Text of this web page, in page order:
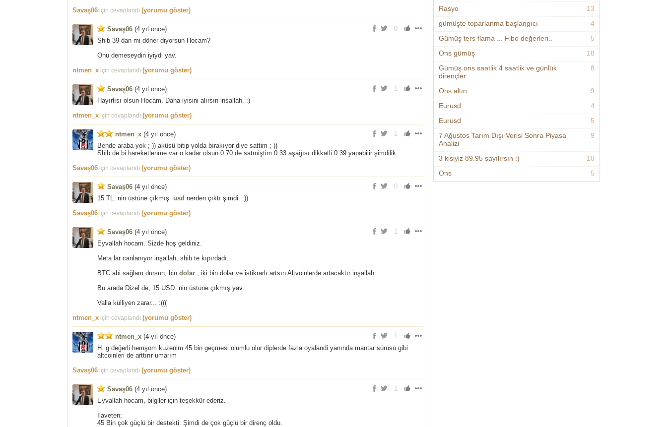
Savaş06 için cevaplandı (yorumu göster)
0
Savaş06 (4 yıl önce)
Shib 39 dan mi döner diyorsun Hocam?
Onu demeseydin iyiydi yav.
ntmen_x için cevaplandı (yorumu göster)
1
Savaş06 (4 yıl önce)
Hayırlısı olsun Hocam. Daha iyisini alırsın insallah. :)
ntmen_x için cevaplandı (yorumu göster)
1
ntmen_x (4 yıl önce)
Bende araba yok ; )) aküsü bitip yolda bırakıyor diye sattim ; ))
Shib de bi hareketlenme var o kadar olsun 0.70 de satmiştim 0.33 aşağısı dikkatli 0.39 yapabilir şimdilik
Savaş06 için cevaplandı (yorumu göster)
0
Savaş06 (4 yıl önce)
15 TL. nin üstüne çıkmış. usd nerden çıktı şimdi. :))
Savaş06 için cevaplandı (yorumu göster)
1
Savaş06 (4 yıl önce)
Eyvallah hocam. Sizde hoş geldiniz.
Meta lar canlanıyor inşallah, shib te kıpırdadı.
BTC abi sağlam dursun, bin dolar , iki bin dolar ve istikrarlı artsın Altvoinlerde artacaktır inşallah.
Bu arada Dizel de, 15 USD. nin üstüne çıkmış yav.
Valla külliyen zarar... :(((
ntmen_x için cevaplandı (yorumu göster)
1
ntmen_x (4 yıl önce)
H. g değerli hemşom kuzenim 45 bin geçmesi olumlu olur diplerde fazla oyalandi yanında mantar sürüsü gibi
altcoinleri de arttırır umarım
Savaş06 için cevaplandı (yorumu göster)
1
Savaş06 (4 yıl önce)
Eyvallah hocam, bilgiler için teşekkür ederiz.
İlaveten;
45 Bin çok güçlü bir destekti. Şimdi de çok güçlü bir direnç oldu.
Rasyo
13
gümüşte toparlanma başlangıcı
4
Gümüş ters flama ... Fibo değerleri..
5
Ons gümüş
18
Gümüş ons saatlik 4 saatlik ve günlük
dirençler
8
Ons altın
9
Eurusd
4
Eurusd
5
7 Ağustos Tarım Dışı Verisi Sonra Piyasa
Analizi
9
3 kisiyiz 89.95 sayılırsın :)
10
Ons
5